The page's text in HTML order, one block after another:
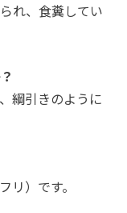
れ、食糞してい
綱引きのように
リ）です。